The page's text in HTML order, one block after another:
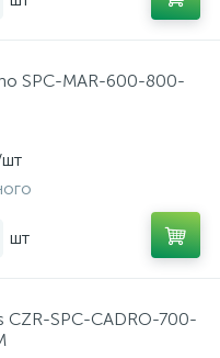
SPC-MAR-600-800-
шт
CZR-SPC-CADRO-700-